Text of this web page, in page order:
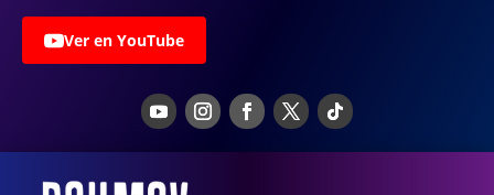
Ver en YouTube